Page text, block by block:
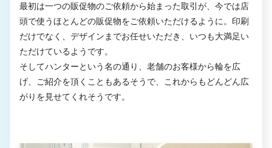
最初は一つの販促物のご依頼から始まった取引が、今では店
頭で使うほとんどの販促物をご依頼いただけるように。印刷
だけでなく、デザインまでお任せいただき、いつも大満足い
ただけているようです。
そしてハンターという名の通り、老舗のお客様から輪を広
げ、ご紹介を頂くこともあるそうで、これからもどんどん広
がりを見せてくれそうです。